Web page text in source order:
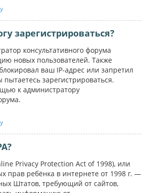
зарегистрироваться?
консультативного форума
новых пользователей. Также
ваш IP-адрес или запретил
зарегистрироваться.
к администратору
Privacy Protection Act of 1998), или
прав ребёнка в интернете от 1998 г. —
Штатов, требующий от сайтов,